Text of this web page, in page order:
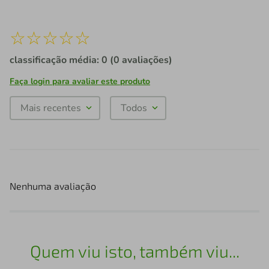
☆☆☆☆☆
classificação média: 0 (0 avaliações)
Faça login para avaliar este produto
Mais recentes Todos
Nenhuma avaliação
Quem viu isto, também viu...